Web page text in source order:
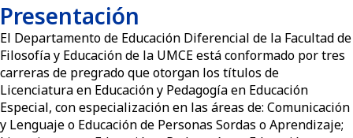
Presentación
El Departamento de Educación Diferencial de la Facultad de
Filosofía y Educación de la UMCE está conformado por tres
carreras de pregrado que otorgan los títulos de
Licenciatura en Educación y Pedagogía en Educación
Especial, con especialización en las áreas de: Comunicación
y Lenguaje o Educación de Personas Sordas o Aprendizaje;